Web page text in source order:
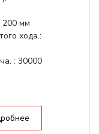
200 мм
хода.:
: 30000